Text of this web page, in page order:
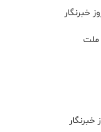
خبرنگار